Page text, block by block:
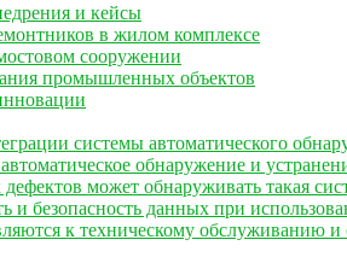
и кейсы
в жилом комплексе
сооружении
промышленных объектов
системы автоматического
обнаружение и
может обнаруживать такая
и безопасность данных при
к техническому обслуживанию